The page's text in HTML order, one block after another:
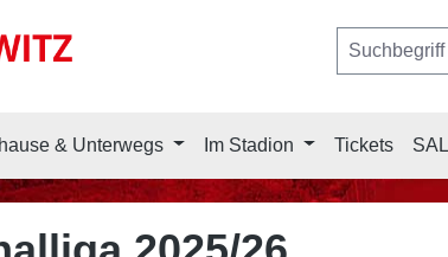
& Unterwegs Im Stadion Tickets